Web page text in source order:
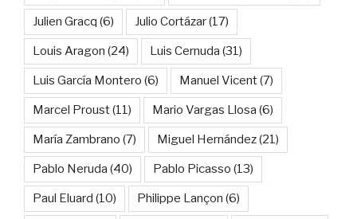
Julien Gracq (6) Julio Cortázar(17)
Louis Aragon (24) Luis Cernuda (31)
Luis García Montero (6) Manuel Vicent(7)
Marcel Proust(11) Mario Vargas Llosa (6)
María Zambrano (7) Miguel Hernández(21)
Pablo Neruda (40) Pablo Picasso (13)
Paul Eluard (10) Philippe Lançon (6)